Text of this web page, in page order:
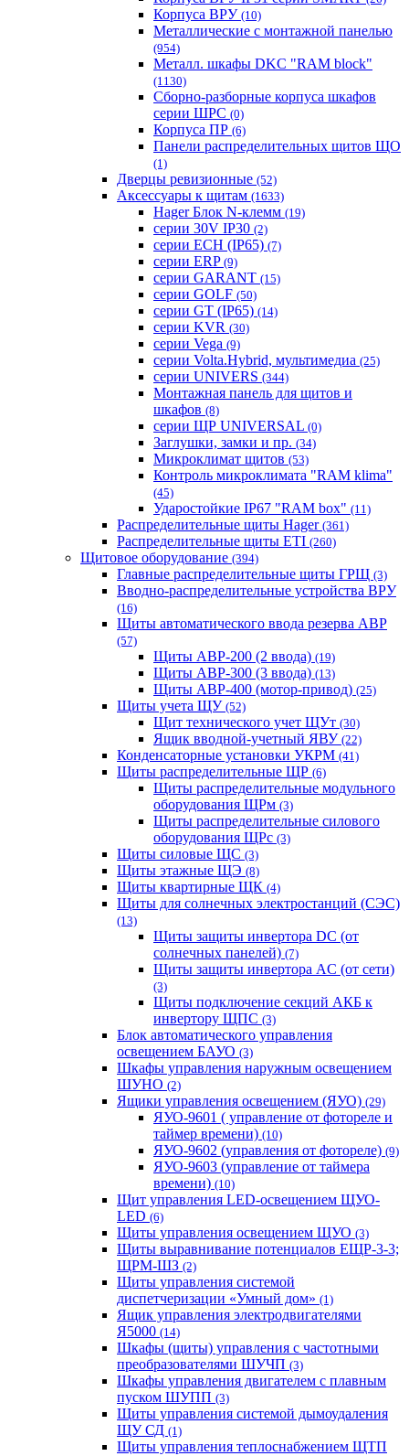
Корпуса ВРУ (10)
Металлические с монтажной панелью
(954)
Металл. шкафы DKC "RAM block"
(1130)
Сборно-разборные корпуса шкафов
серии ШРС (0)
Корпуса ПР (6)
Панели распределительных щитов ЩО
(1)
Дверцы ревизионные (52)
Аксессуары к щитам (1633)
Hager Блок N-клемм (19)
серии 30V IP30 (2)
серии ECH (IP65) (7)
серии ERP (9)
серии GARANT (15)
серии GOLF (50)
серии GT (IP65) (14)
серии KVR (30)
серии Vega (9)
серии Volta.Hybrid, мультимедиа (25)
серии UNIVERS (344)
Монтажная панель для щитов и
шкафов (8)
серии ЩР UNIVERSAL (0)
Заглушки, замки и пр. (34)
Микроклимат щитов (53)
Контроль микроклимата "RAM klima"
(45)
Ударостойкие IP67 "RAM box" (11)
Распределительные щиты Hager (361)
Распределительные щиты ETI (260)
Щитовое оборудование (394)
Главные распределительные щиты ГРЩ (3)
Вводно-распределительные устройства ВРУ
(16)
Щиты автоматического ввода резерва АВР
(57)
Щиты АВР-200 (2 ввода) (19)
Щиты АВР-300 (3 ввода) (13)
Щиты АВР-400 (мотор-привод) (25)
Щиты учета ЩУ (52)
Щит технического учет ЩУт (30)
Ящик вводной-учетный ЯВУ (22)
Конденсаторные установки УКРМ (41)
Щиты распределительные ЩР (6)
Щиты распределительные модульного
оборудования ЩРм (3)
Щиты распределительные силового
оборудования ЩРс (3)
Щиты силовые ЩС (3)
Щиты этажные ЩЭ (8)
Щиты квартирные ЩК (4)
Щиты для солнечных электростанций (СЭС)
(13)
Щиты защиты инвертора DC (от
солнечных панелей) (7)
Щиты защиты инвертора AC (от сети)
(3)
Щиты подключение секций АКБ к
инвертору ЩПС (3)
Блок автоматического управления
освещением БАУО (3)
Шкафы управления наружным освещением
ШУНО (2)
Ящики управления освещением (ЯУО) (29)
ЯУО-9601 ( управление от фотореле и
таймер времени) (10)
ЯУО-9602 (управления от фотореле) (9)
ЯУО-9603 (управление от таймера
времени) (10)
Щит управления LED-освещением ЩУО-
LED (6)
Щиты управления освещением ЩУО (3)
Щиты выравнивание потенциалов ЕЩР-3-3;
ЩРМ-ШЗ (2)
Щиты управления системой
диспетчеризации «Умный дом» (1)
Ящик управления электродвигателями
Я5000 (14)
Шкафы (щиты) управления с частотными
преобразователями ШУЧП (3)
Шкафы управления двигателем с плавным
пуском ШУПП (3)
Щиты управления системой дымоудаления
ЩУ СД (1)
Щиты управления теплоснабжением ЩТП